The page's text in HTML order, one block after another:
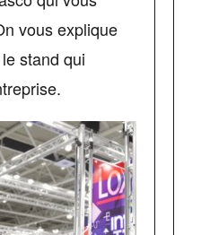
vous explique
stand qui